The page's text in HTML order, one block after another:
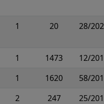
1 20 28/
1 1473
12/
1 1620
58/
2 247 25/